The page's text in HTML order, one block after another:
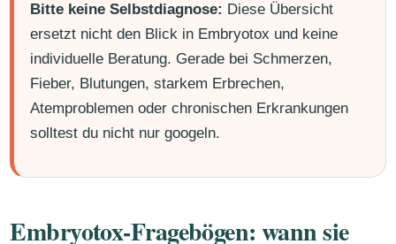
Bitte keine Selbstdiagnose: Diese Übersicht
ersetzt nicht den Blick in Embryotox und keine
individuelle Beratung. Gerade bei Schmerzen,
Fieber, Blutungen, starkem Erbrechen,
Atemproblemen oder chronischen Erkrankungen
solltest du nicht nur googeln.
Embryotox-Fragebögen: wann sie